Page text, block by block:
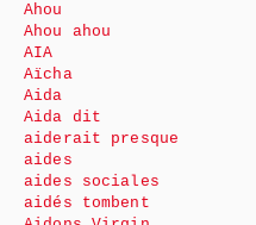
Ahou
Ahou ahou
AIA
Aïcha
Aida
Aida dit
aiderait presque
aides
aides sociales
aidés tombent